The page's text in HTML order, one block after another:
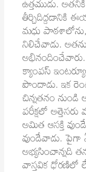
ఉత్తముడు.
తీర్చిదిద్దడానికి
మధు
నిలిచేవాడు.
క్యాంపస్‌
పొందాడు. ఇక
చిన్నతనం నుండి
పరీక్షలో
అమిత ఆసక్తి
వుండేవాడు. పైగా
అభ్యసించాన్నది
వాస్తవిక ధోరణిలో